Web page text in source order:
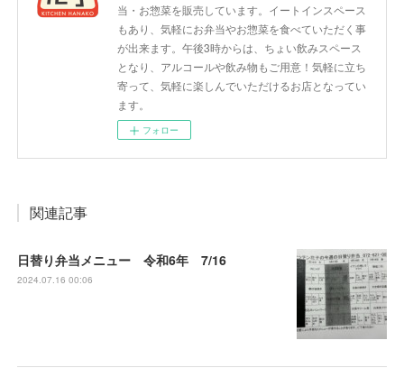
当・お惣菜を販売しています。イートインスペース
もあり、気軽にお弁当やお惣菜を食べていただく事
が出来ます。午後3時からは、ちょい飲みスペース
となり、アルコールや飲み物もご用意！気軽に立ち
寄って、気軽に楽しんでいただけるお店となってい
ます。
フォロー
関連記事
日替り弁当メニュー 令和6年 7/16
2024.07.16 00:06